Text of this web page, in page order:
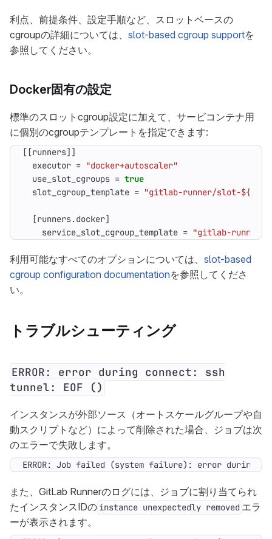
利点、前提条件、設定手順など、スロットベースの
cgroupの詳細については、 slot-based cgroup supportを
参照してください。
Docker固有の設定
標準のスロットcgroup設定に加えて、サービコンテナ用
に個別のcgroupテンプレートを指定できます:
[[runners]]
executor = "docker+autoscaler"
use_slot_cgroups = true
slot_cgroup_template = "gitlab-runner/slot-
[runners.docker]
service_slot_cgroup_template = "gitlab-runner/
利用可能なすべてのオプションについては、 slot-based
cgroup configuration documentationを参照してくださ
い。
トラブルシューティング
ERROR: error during connect: ssh
tunnel: EOF ()
インスタンスが外部ソース（オートスケールグループや自
動スクリプトなど）によって削除された場合、ジョブは次
のエラーで失敗します。
ERROR: Job failed (system failure): error during
また、GitLab Runnerのログには、ジョブに割り当てられ
たインスタンスIDの instance unexpectedly removed エラ
ーが表示されます。